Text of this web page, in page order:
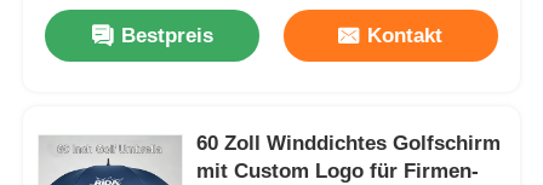
Bestpreis Kontakt
60 Zoll Winddichtes Golfschirm
mit Custom Logo für Firmen-